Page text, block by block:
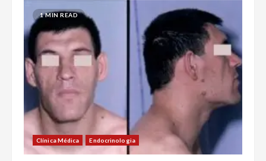
1 MIN READ
Clínica Médica Endocrinologia